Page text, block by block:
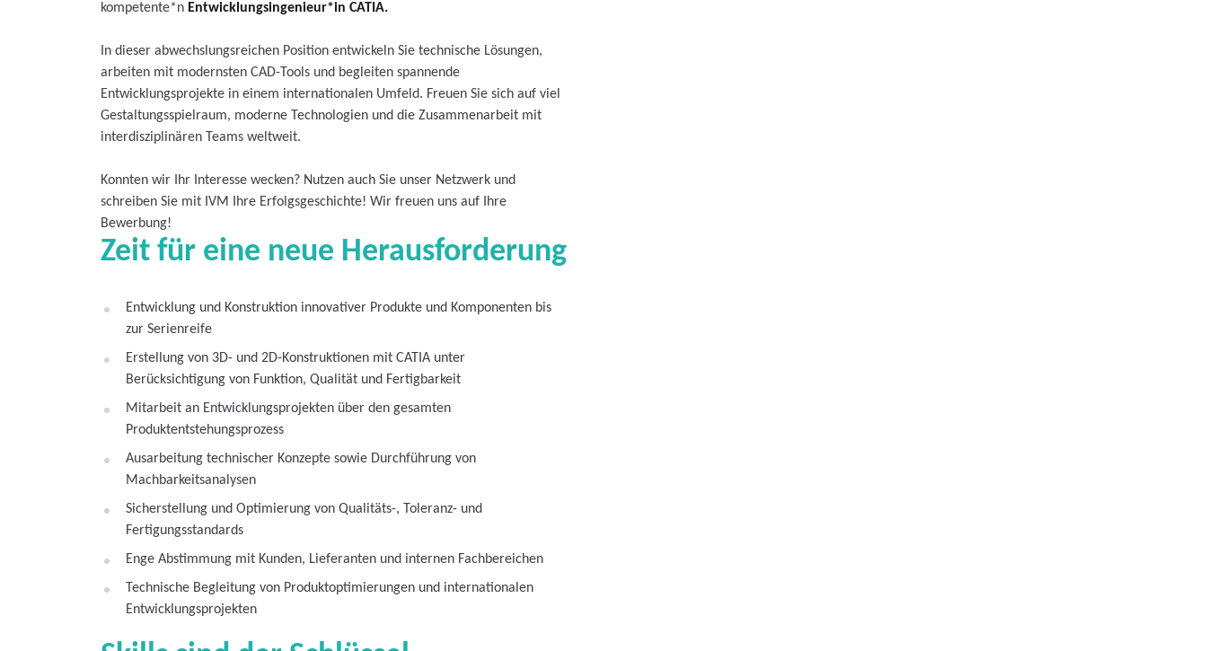
kompetente*n Entwicklungsingenieur*in CATIA.
In dieser abwechslungsreichen Position entwickeln Sie technische Lösungen,
arbeiten mit modernsten CAD-Tools und begleiten spannende
Entwicklungsprojekte in einem internationalen Umfeld. Freuen Sie sich auf viel
Gestaltungsspielraum, moderne Technologien und die Zusammenarbeit mit
interdisziplinären Teams weltweit.
Konnten wir Ihr Interesse wecken? Nutzen auch Sie unser Netzwerk und
schreiben Sie mit IVM Ihre Erfolgsgeschichte! Wir freuen uns auf Ihre
Bewerbung!
Zeit für eine neue Herausforderung
Entwicklung und Konstruktion innovativer Produkte und Komponenten bis
zur Serienreife
Erstellung von 3D- und 2D-Konstruktionen mit CATIA unter
Berücksichtigung von Funktion, Qualität und Fertigbarkeit
Mitarbeit an Entwicklungsprojekten über den gesamten
Produktentstehungsprozess
Ausarbeitung technischer Konzepte sowie Durchführung von
Machbarkeitsanalysen
Sicherstellung und Optimierung von Qualitäts-, Toleranz- und
Fertigungsstandards
Enge Abstimmung mit Kunden, Lieferanten und internen Fachbereichen
Technische Begleitung von Produktoptimierungen und internationalen
Entwicklungsprojekten